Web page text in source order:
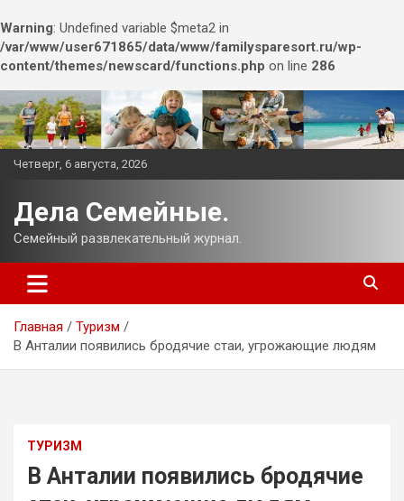
Warning: Undefined variable $meta2 in
/var/www/user671865/data/www/familysparesort.ru/wp-
content/themes/newscard/functions.php on line 286
Перейти
к
содержимому
Четверг, 6 августа, 2026
Дела Семейные.
Семейный развлекательный журнал.
Главная
Туризм
В Анталии появились бродячие стаи, угрожающие людям
ТУРИЗМ
В Анталии появились бродячие